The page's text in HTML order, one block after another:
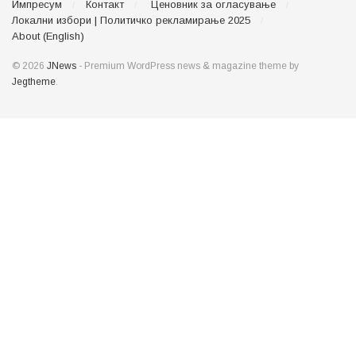
Импресум Контакт
Ценовник за огласување
Локални избори | Политичко рекламирање 2025
About (English)
© 2026 JNews - Premium WordPress news & magazine theme by
Jegtheme.